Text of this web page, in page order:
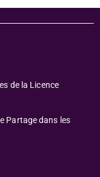
de la Licence
Partage dans les